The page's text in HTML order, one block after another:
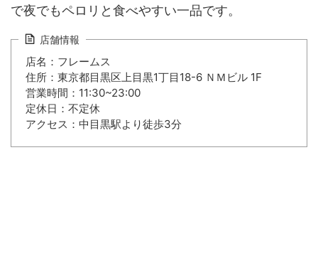
で夜でもペロリと食べやすい一品です。
店舗情報
店名：フレームス
住所：東京都目黒区上目黒1丁目18-6 ＮＭビル 1F
営業時間：11:30~23:00
定休日：不定休
アクセス：中目黒駅より徒歩3分